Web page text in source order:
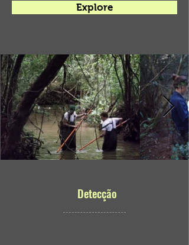
Explore
Detecção